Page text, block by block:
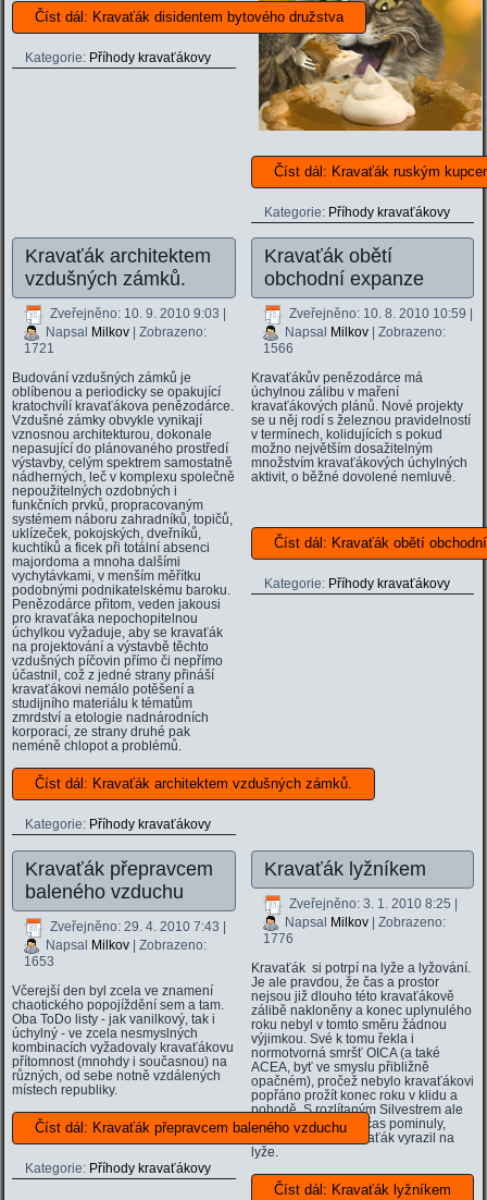
Číst dál: Kravaťák disidentem bytového družstva
Kategorie: Příhody kravaťákovy
Číst dál: Kravaťák ruským
Kategorie: Příhody kravaťákovy
Kravaťák architektem
vzdušných zámků.
Zveřejněno: 10. 9. 2010 9:03
Napsal Milkov | Zobrazeno:
1721
Budování vzdušných zámků je
oblíbenou a periodicky se opakující
kratochvílí kravaťákova penězodárce.
Vzdušné zámky obvykle vynikají
vznosnou architekturou, dokonale
nepasující do plánovaného prostředí
výstavby, celým spektrem samostatně
nádherných, leč v komplexu společně
nepoužitelných ozdobných i
funkčních prvků, propracovaným
systémem náboru zahradníků, topičů,
uklízeček, pokojských, dveřníků,
kuchtíků a ficek při totální absenci
majordoma a mnoha dalšími
vychytávkami, v menším měřítku
podobnými podnikatelskému baroku.
Penězodárce přitom, veden jakousi
pro kravaťáka nepochopitelnou
úchylkou vyžaduje, aby se kravaťák
na projektování a výstavbě těchto
vzdušných píčovin přímo či nepřímo
účastnil, což z jedné strany přináší
kravaťákovi nemálo potěšení a
studijního materiálu k tématům
zmrdství a etologie nadnárodních
korporací, ze strany druhé pak
neméně chlopot a problémů.
Číst dál: Kravaťák architektem vzdušných zámků.
Kategorie: Příhody kravaťákovy
Kravaťák obětí
obchodní expanze
Zveřejněno: 10. 8. 2010 10:59
Napsal Milkov| Zobrazeno:
1566
Kravaťákův penězodárce má
úchylnou zálibu v maření
kravaťákových plánů. Nové projekty
se u něj rodí s železnou pravidelností
v termínech, kolidujících s pokud
možno největším dosažitelným
množstvím kravaťákových úchylných
aktivit, o běžné dovolené nemluvě.
Číst dál: Kravaťák obětí
Kategorie: Příhody kravaťákovy
Kravaťák přepravcem
baleného vzduchu
Zveřejněno: 29. 4. 2010 7:43
Napsal Milkov | Zobrazeno:
1653
Včerejší den byl zcela ve znamení
chaotického popojíždění sem a tam.
Oba ToDo listy - jak vanilkový, tak i
úchylný - ve zcela nesmyslných
kombinacích vyžadovaly kravaťákovu
přítomnost (mnohdy i současnou) na
různých, od sebe notně vzdálených
místech republiky.
Číst dál: Kravaťák přepravcem baleného vzduchu
Kategorie: Příhody kravaťákovy
Kravaťák lyžníkem
Zveřejněno: 3. 1. 2010 8:25
Napsal Milkov| Zobrazeno:
1776
Kravaťák si potrpí na lyže a lyžování.
Je ale pravdou, že čas a prostor
nejsou již dlouho této kravaťákově
zálibě nakloněny a konec uplynulého
roku nebyl v tomto směru žádnou
výjimkou. Své k tomu řekla i
normotvorná smršť OICA (a také
ACEA, byť ve smyslu přibližně
opačném), pročež nebylo kravaťákovi
popřáno prožít konec roku v klidu a
pohodě. S rozlítaným Silvestrem ale
zmatky alespoň na čas pominuly,
vášně utichly a kravaťák vyrazil na
lyže.
Číst dál: Kravaťák lyžníkem